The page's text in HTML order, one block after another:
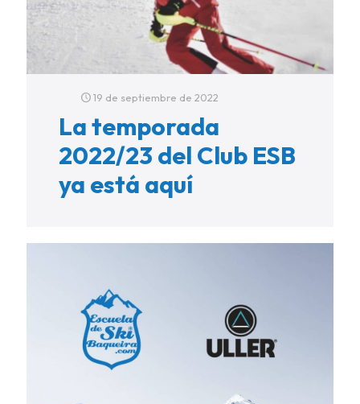
19 de septiembre de 2022
La temporada
2022/23 del Club ESB
ya está aquí